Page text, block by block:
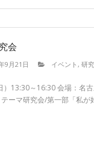
会
9月21日 イベント , 研
13:30～16:30 会場：名
ーマ研究会/第一部「私が